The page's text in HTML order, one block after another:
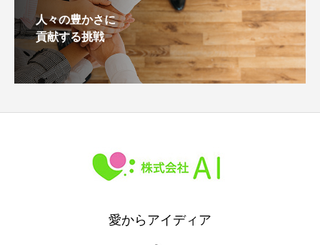
人々の豊かさに
貢献する挑戦
愛からアイディア